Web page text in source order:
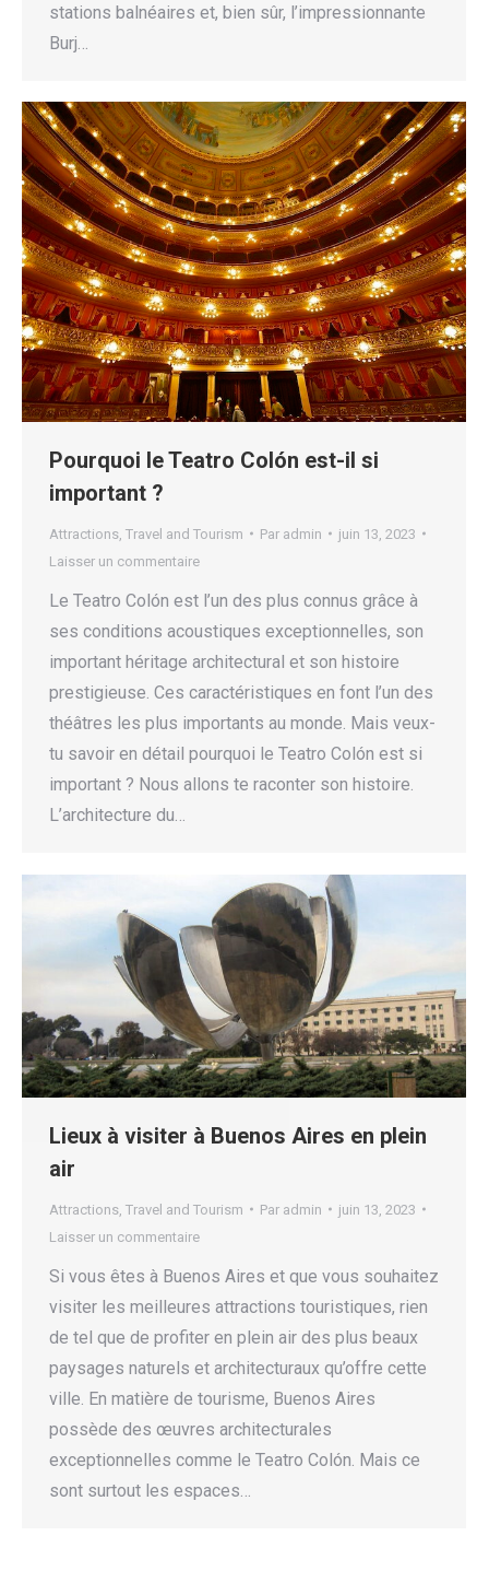
stations balnéaires et, bien sûr, l’impressionnante
Burj…
Pourquoi le Teatro Colón est-il si
important ?
Attractions Travel and Tourism Par admin
juin 13, 2023
Laisser un commentaire
Le Teatro Colón est l’un des plus connus grâce à
ses conditions acoustiques exceptionnelles, son
important héritage architectural et son histoire
prestigieuse. Ces caractéristiques en font l’un des
théâtres les plus importants au monde. Mais veux-
tu savoir en détail pourquoi le Teatro Colón est si
important ? Nous allons te raconter son histoire.
L’architecture du…
Lieux à visiter à Buenos Aires en plein
air
Attractions Travel and Tourism Par admin
juin 13, 2023
Laisser un commentaire
Si vous êtes à Buenos Aires et que vous souhaitez
visiter les meilleures attractions touristiques, rien
de tel que de profiter en plein air des plus beaux
paysages naturels et architecturaux qu’offre cette
ville. En matière de tourisme, Buenos Aires
possède des œuvres architecturales
exceptionnelles comme le Teatro Colón. Mais ce
sont surtout les espaces…